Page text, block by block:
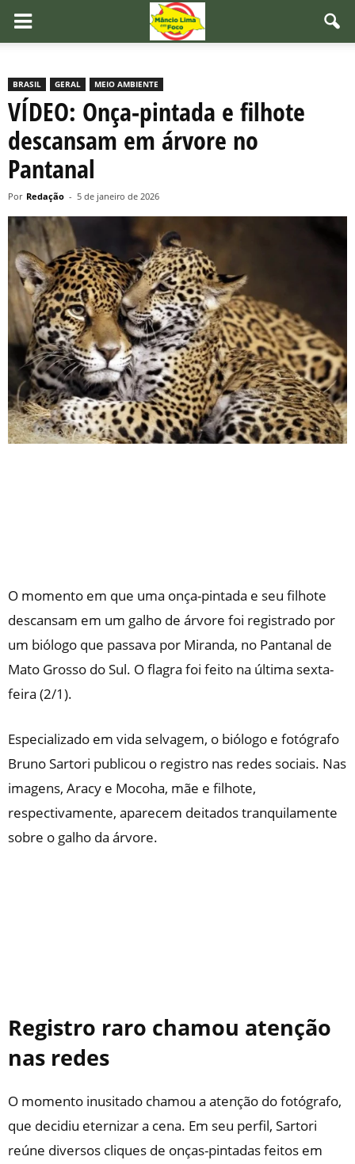
BRASIL GERAL MEIO AMBIENTE
VÍDEO: Onça-pintada e filhote
descansam em árvore no
Pantanal
Por Redação - 5 de janeiro de 2026
O momento em que uma onça-pintada e seu filhote
descansam em um galho de árvore foi registrado por
um biólogo que passava por Miranda, no Pantanal de
Mato Grosso do Sul. O flagra foi feito na última sexta-
feira (2/1).
Especializado em vida selvagem, o biólogo e fotógrafo
Bruno Sartori publicou o registro nas redes sociais. Nas
imagens, Aracy e Mocoha, mãe e filhote,
respectivamente, aparecem deitados tranquilamente
sobre o galho da árvore.
Registro raro chamou atenção
nas redes
O momento inusitado chamou a atenção do fotógrafo,
que decidiu eternizar a cena. Em seu perfil, Sartori
reúne diversos cliques de onças-pintadas feitos em